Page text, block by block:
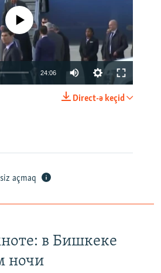
currently available
24:06
Direct-ə keçid
açmaq
в Бишкеке
ночи